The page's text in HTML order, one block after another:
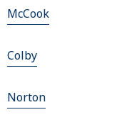
McCook
Colby
Norton